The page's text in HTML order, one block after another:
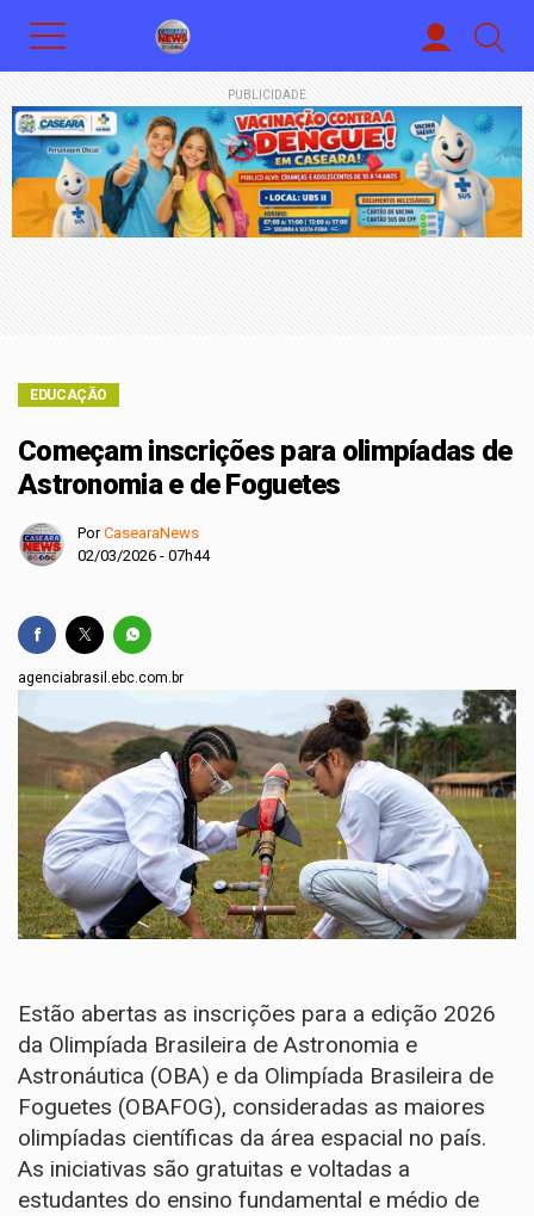
PUBLICIDADE
EDUCAÇÃO
Começam inscrições para olimpíadas de
Astronomia e de Foguetes
PorCasearaNews
02/03/2026 - 07h44
agenciabrasil.ebc.com.br
Estão abertas as inscrições para a edição 2026
da Olimpíada Brasileira de Astronomia e
Astronáutica (OBA) e da Olimpíada Brasileira de
Foguetes (OBAFOG), consideradas as maiores
olimpíadas científicas da área espacial no país.
As iniciativas são gratuitas e voltadas a
estudantes do ensino fundamental e médio de